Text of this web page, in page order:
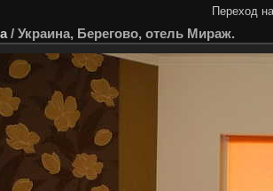
Переход
/ Украина, Берегово, отель Мираж.